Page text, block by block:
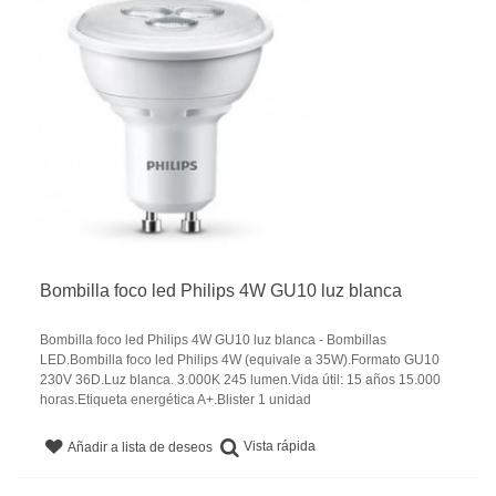
Bombilla foco led Philips 4W GU10 luz blanca
Bombilla foco led Philips 4W GU10 luz blanca - Bombillas
LED.Bombilla foco led Philips 4W (equivale a 35W).Formato GU10
230V 36D.Luz blanca. 3.000K 245 lumen.Vida útil: 15 años 15.000
horas.Etiqueta energética A+.Blister 1 unidad
Añadir a lista de deseos Vista rápida